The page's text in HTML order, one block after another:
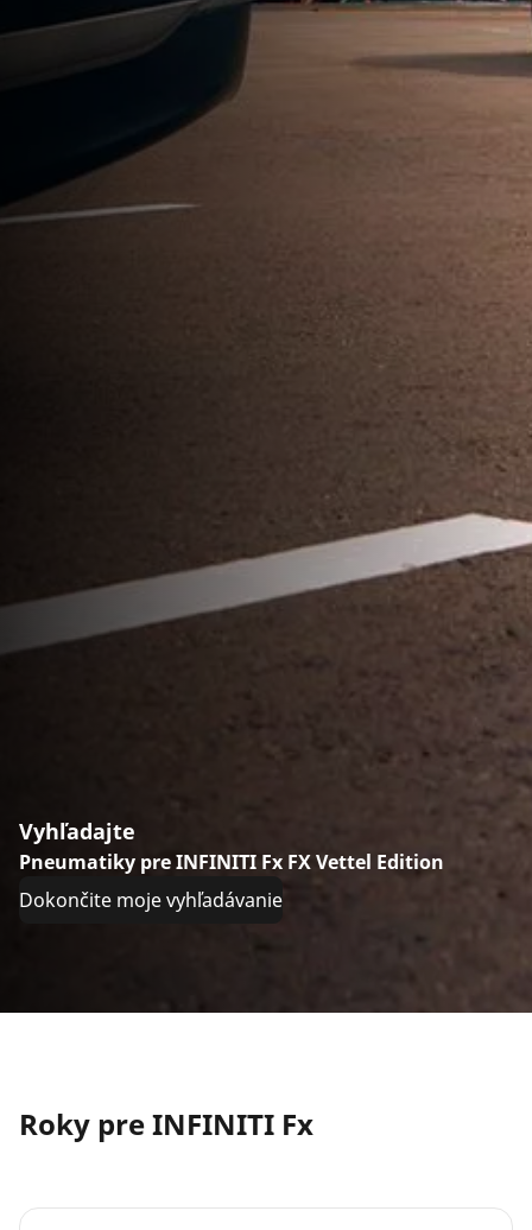
Vyhľadajte
Pneumatiky pre INFINITI Fx FX Vettel Edition
Dokončite moje vyhľadávanie
Roky pre INFINITI Fx